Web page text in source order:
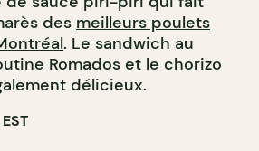
des meilleurs poulets
. Le sandwich au
Romados et le chorizo
délicieux.